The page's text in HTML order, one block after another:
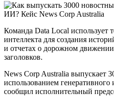
Команда Data Local использует
интеллекта для создания
и отчетах о дорожном
заголовков.
News Corp Australia выпускает
использованием генеративного
сообщил исполнительный